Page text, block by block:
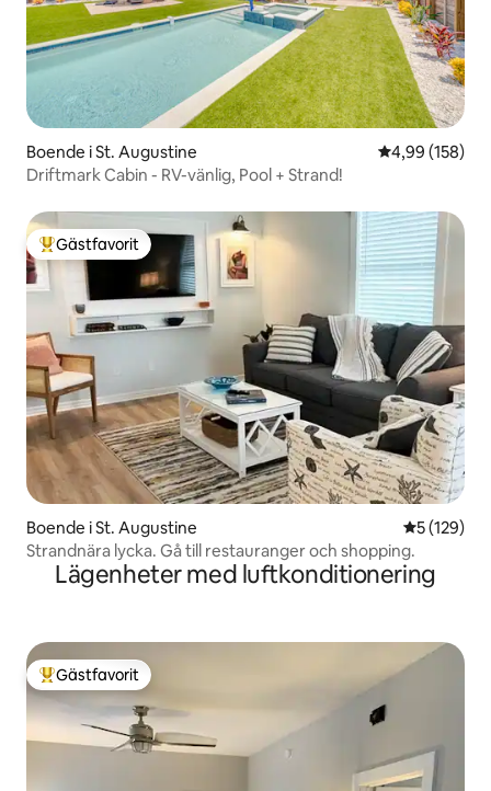
Boende i St. Augustine 4,99 av 5 i
4,99 (158)
Driftmark Cabin - RV-vänlig, Pool + Strand!
Populär gästfavorit
Gästfavorit
Boende i St. Augustine 5 av 5 i
5 (129)
Strandnära lycka. Gå till restauranger och shopping.
Lägenheter med luftkonditionering
Populär gästfavorit
Gästfavorit